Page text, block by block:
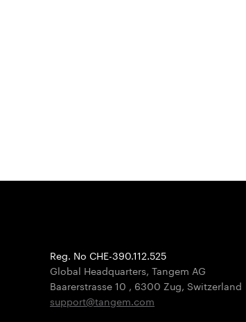
Reg. No CHE-390.112.525
Global Headquarters, Tangem AG
Baarerstrasse 10 , 6300 Zug, Switzerland
support@tangem.com